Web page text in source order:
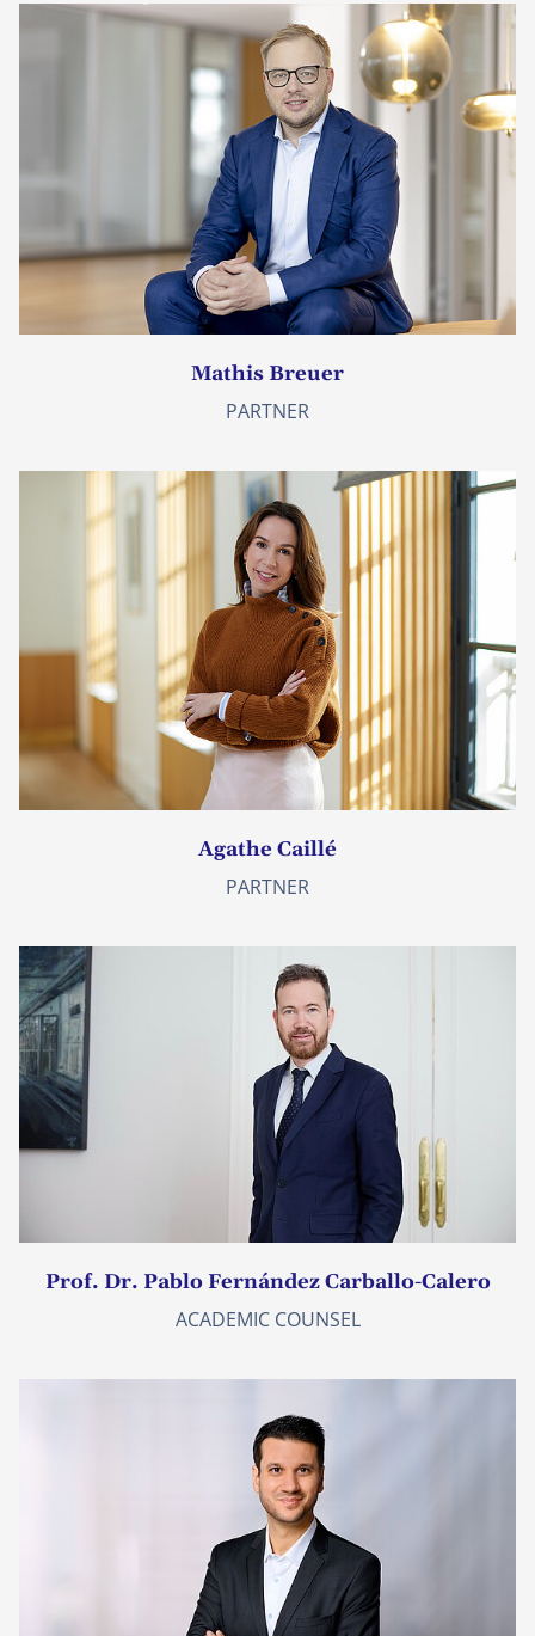
Mathis Breuer
PARTNER
Agathe Caillé
PARTNER
Prof. Dr. Pablo Fernández Carballo-Calero
ACADEMIC COUNSEL